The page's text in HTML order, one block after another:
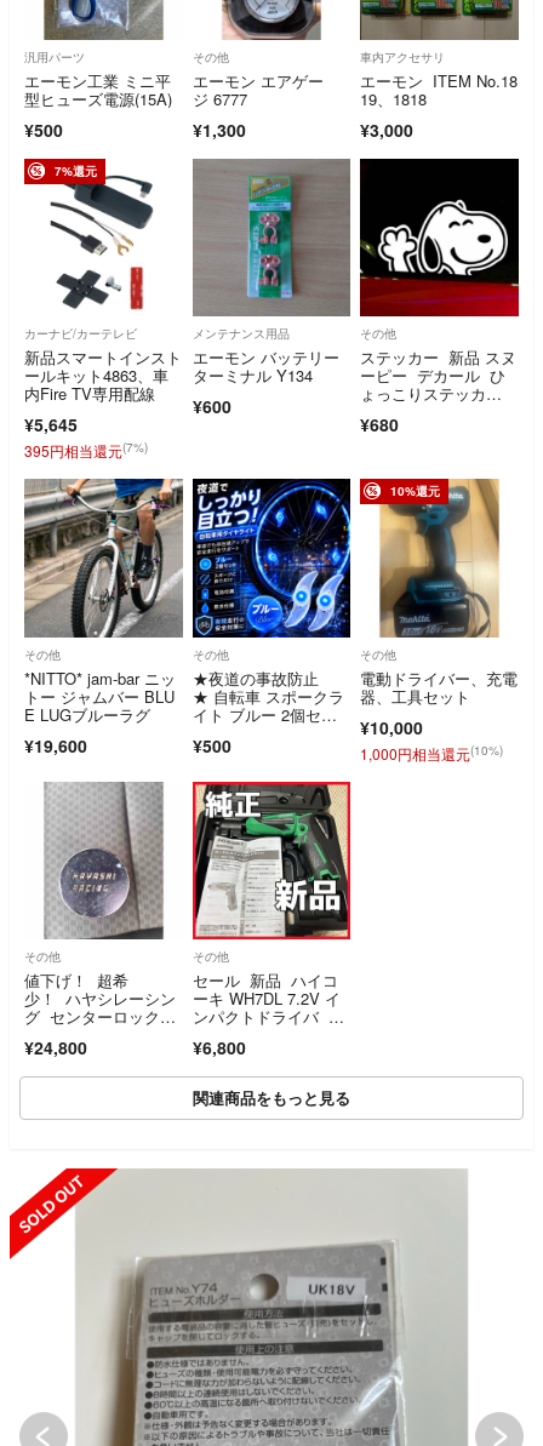
汎用パーツ
エーモン工業 ミニ平
型ヒューズ電源(15A)
¥500
その他
エーモン エアゲー
ジ 6777
¥1,300
車内アクセサリ
エーモン ITEM No.18
19、1818
¥3,000
7%還元
カーナビ/カーテレビ
新品スマートインスト
ールキット4863、車
内Fire TV専用配線
¥5,645
395円相当還元(7%)
メンテナンス用品
エーモン バッテリー
ターミナル Y134
¥600
その他
ステッカー 新品 スヌ
ーピー デカール ひ
ょっこりステッカ
¥680
その他
*NITTO* jam-bar ニッ
トー ジャムバー BLU
E LUGブルーラグ
¥19,600
その他
★夜道の事故防止
★ 自転車 スポークラ
イト ブルー 2個セッ
¥500
10%還元
その他
電動ドライバー、充電
器、工具セット
¥10,000
1,000円相当還元(10%)
その他
値下げ！ 超希
少！ ハヤシレーシン
グ センターロックホ
トレンチ！
¥24,800
その他
セール 新品 ハイコ
ーキ WH7DL 7.2V イ
ンパクトドライバ 本
¥6,800
関連商品をもっと見る